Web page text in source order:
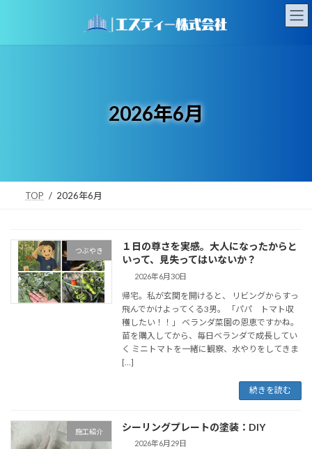
ン
ー
2026年6月
TOP 2026年6月
つぶやき
１日の尊さを実感。大人になったからと
いって、見失ってはいないか？
2026年6月30日
帰宅。私が玄関を開けると、 リビングからすっ
飛んでかけよってくる3男。 「パパ トマト収
穫したい！！」 ベランダ菜園の恩恵ですかね。
苗を購入してから、毎日ベランダで成長してい
く ミニトマトを一緒に観察、水やりをしてきま
[…]
続きを読む
施工紹介 シーリングプレートの塗装：DIY
2026年6月29日